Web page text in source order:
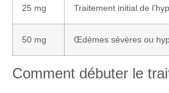
25 mg Traitement initial de
50 mg Œdèmes sévères ou
Comment débuter le